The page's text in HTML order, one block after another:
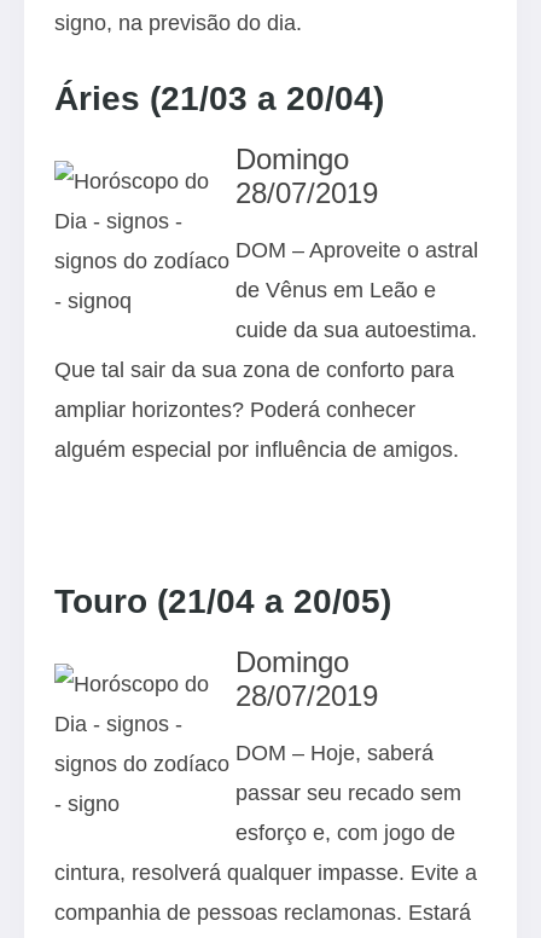
signo, na previsão do dia.
Áries (21/03 a 20/04)
Domingo
28/07/2019
DOM – Aproveite o astral
de Vênus em Leão e
cuide da sua autoestima.
Que tal sair da sua zona de conforto para
ampliar horizontes? Poderá conhecer
alguém especial por influência de amigos.
Touro (21/04 a 20/05)
Domingo
28/07/2019
DOM – Hoje, saberá
passar seu recado sem
esforço e, com jogo de
cintura, resolverá qualquer impasse. Evite a
companhia de pessoas reclamonas. Estará